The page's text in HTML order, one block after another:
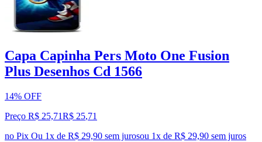
Capa Capinha Pers Moto One Fusion
Plus Desenhos Cd 1566
14% OFF
Preço R$ 25,71R$ 25,71
no Pix Ou 1x de R$ 29,90 sem jurosou 1x de R$ 29,90 sem juros